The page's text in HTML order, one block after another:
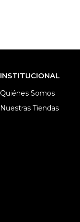
INSTITUCIONAL
Quiénes Somos
Nuestras Tiendas